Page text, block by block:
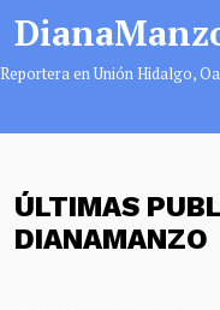
Reportera en Unión Hidalgo,
ÚLTIMAS
DIANAMANZO